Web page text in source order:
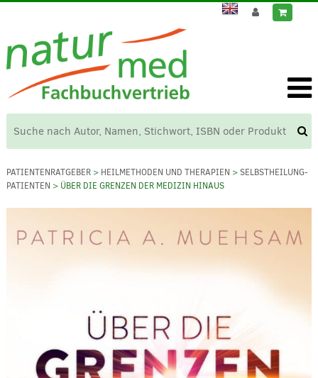
PATIENTENRATGEBER> HEILMETHODEN UND THERAPIEN >SELBSTHEILUNG-
PATIENTEN > ÜBER DIE GRENZEN DER MEDIZIN HINAUS